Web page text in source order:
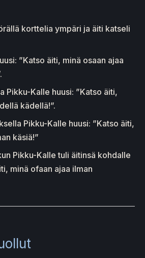
korttelia ympäri ja äiti katseli
”Katso äiti, minä osaan ajaa
Pikku-Kalle huusi: ”Katso äiti,
kädellä!”.
Pikku-Kalle huusi: ”Katso äiti,
käsiä!”
Pikku-Kalle tuli äitinsä kohdalle
minä ofaan ajaa ilman